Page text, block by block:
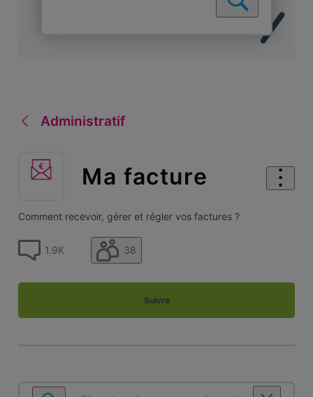
Administratif
Ma facture
Comment recevoir, gérer et régler vos factures ?
1.9K 38
Suivre